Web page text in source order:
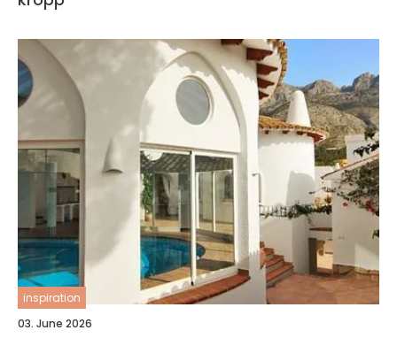
inspiration
03. June 2026